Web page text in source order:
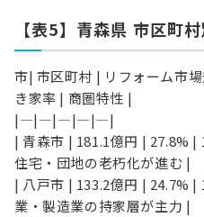
【表5】青森県 市区町
市| 市区町村 | リフォーム市
き家率 | 商圏特性 |
|—|—|—|—|—|
| 青森市 | 181.1億円 | 27.8% |
住宅・団地の老朽化が進む |
| 八戸市 | 133.2億円 | 24.7%
業・製造業の持家層が主力 |